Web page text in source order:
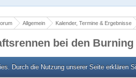
Allgemein Kalender, Termine & Ergebnisse
bei den
Durch die Nutzung unserer Seite erklären